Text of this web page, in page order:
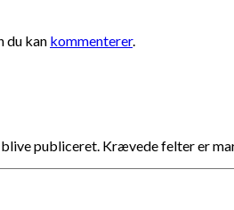
du kan kommenterer.
publiceret. Krævede felter er